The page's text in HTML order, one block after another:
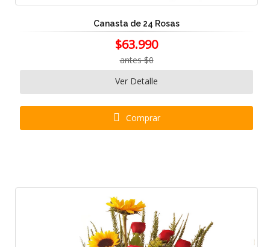
Canasta de 24 Rosas
$63.990
antes $0
Ver Detalle
Comprar